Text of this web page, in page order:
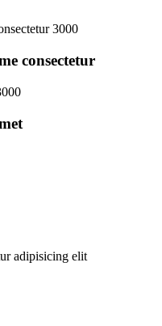
3000
consectetur
adipisicing elit